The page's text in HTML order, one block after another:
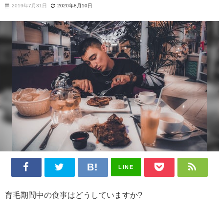
2019年7月31日 2020年8月10日
LINE
育毛期間中の食事はどうしていますか?